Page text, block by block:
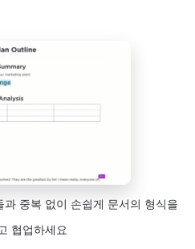
중복 없이 손쉽게 문서의 형식을
협업하세요